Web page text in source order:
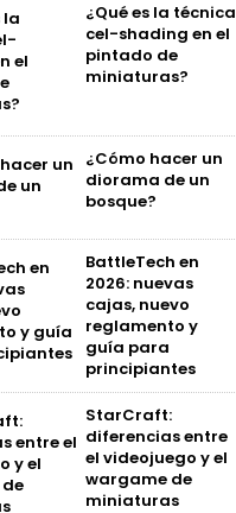
¿Qué es la técnica
cel-shading en el
pintado de
miniaturas?
¿Cómo hacer un
diorama de un
bosque?
BattleTech en
2026: nuevas
cajas, nuevo
reglamento y
guía para
principiantes
StarCraft:
diferencias entre
el videojuego y el
wargame de
miniaturas